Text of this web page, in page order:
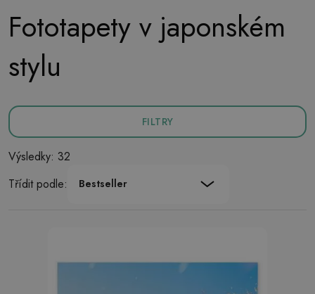
Fototapety v japonském
stylu
FILTRY
Výsledky: 32
Třídit podle:
Bestseller